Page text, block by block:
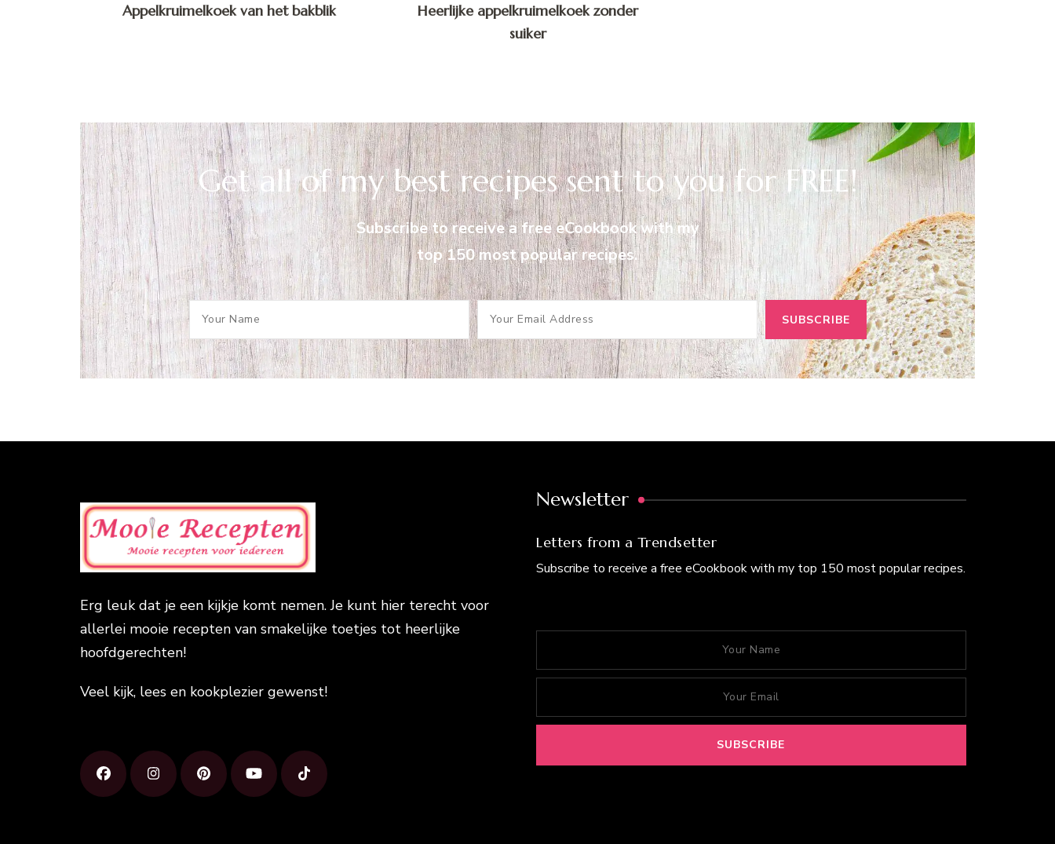
Appelkruimelkoek van het bakblik
Heerlijke appelkruimelkoek zonder
suiker
Get all of my best recipes sent to you for FREE!
Subscribe to receive a free eCookbook with my
top 150 most popular recipes.
Erg leuk dat je een kijkje komt nemen. Je kunt hier terecht voor
allerlei mooie recepten van smakelijke toetjes tot heerlijke
hoofdgerechten!
Veel kijk, lees en kookplezier gewenst!
Newsletter
Letters from a Trendsetter
Subscribe to receive a free eCookbook with my top 150 most popular recipes.